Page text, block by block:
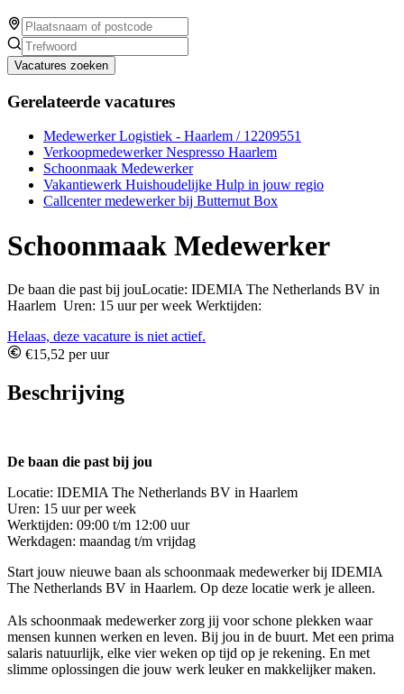
Vacatures zoeken
Gerelateerde vacatures
Medewerker Logistiek - Haarlem / 12209551
Verkoopmedewerker Nespresso Haarlem
Schoonmaak Medewerker
Vakantiewerk Huishoudelijke Hulp in jouw regio
Callcenter medewerker bij Butternut Box
Schoonmaak Medewerker
De baan die past bij jouLocatie: IDEMIA The Netherlands BV in
Haarlem Uren: 15 uur per week Werktijden:
Helaas, deze vacature is niet actief.
€15,52 per uur
Beschrijving
De baan die past bij jou
Locatie: IDEMIA The Netherlands BV in Haarlem
Uren: 15 uur per week
Werktijden: 09:00 t/m 12:00 uur
Werkdagen: maandag t/m vrijdag
Start jouw nieuwe baan als schoonmaak medewerker bij IDEMIA
The Netherlands BV in Haarlem. Op deze locatie werk je alleen.
Als schoonmaak medewerker zorg jij voor schone plekken waar
mensen kunnen werken en leven. Bij jou in de buurt. Met een prima
salaris natuurlijk, elke vier weken op tijd op je rekening. En met
slimme oplossingen die jouw werk leuker en makkelijker maken.